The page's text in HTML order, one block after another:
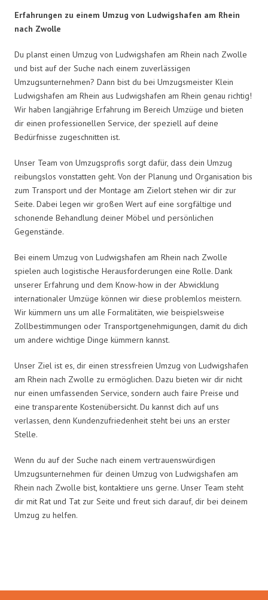
Erfahrungen zu einem Umzug von Ludwigshafen am Rhein
nach Zwolle
Du planst einen Umzug von Ludwigshafen am Rhein nach Zwolle
und bist auf der Suche nach einem zuverlässigen
Umzugsunternehmen? Dann bist du bei Umzugsmeister Klein
Ludwigshafen am Rhein aus Ludwigshafen am Rhein genau richtig!
Wir haben langjährige Erfahrung im Bereich Umzüge und bieten
dir einen professionellen Service, der speziell auf deine
Bedürfnisse zugeschnitten ist.
Unser Team von Umzugsprofis sorgt dafür, dass dein Umzug
reibungslos vonstatten geht. Von der Planung und Organisation bis
zum Transport und der Montage am Zielort stehen wir dir zur
Seite. Dabei legen wir großen Wert auf eine sorgfältige und
schonende Behandlung deiner Möbel und persönlichen
Gegenstände.
Bei einem Umzug von Ludwigshafen am Rhein nach Zwolle
spielen auch logistische Herausforderungen eine Rolle. Dank
unserer Erfahrung und dem Know-how in der Abwicklung
internationaler Umzüge können wir diese problemlos meistern.
Wir kümmern uns um alle Formalitäten, wie beispielsweise
Zollbestimmungen oder Transportgenehmigungen, damit du dich
um andere wichtige Dinge kümmern kannst.
Unser Ziel ist es, dir einen stressfreien Umzug von Ludwigshafen
am Rhein nach Zwolle zu ermöglichen. Dazu bieten wir dir nicht
nur einen umfassenden Service, sondern auch faire Preise und
eine transparente Kostenübersicht. Du kannst dich auf uns
verlassen, denn Kundenzufriedenheit steht bei uns an erster
Stelle.
Wenn du auf der Suche nach einem vertrauenswürdigen
Umzugsunternehmen für deinen Umzug von Ludwigshafen am
Rhein nach Zwolle bist, kontaktiere uns gerne. Unser Team steht
dir mit Rat und Tat zur Seite und freut sich darauf, dir bei deinem
Umzug zu helfen.